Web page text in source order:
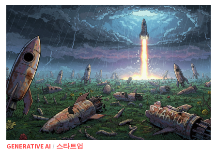
GENERATIVE AI / 스타트업